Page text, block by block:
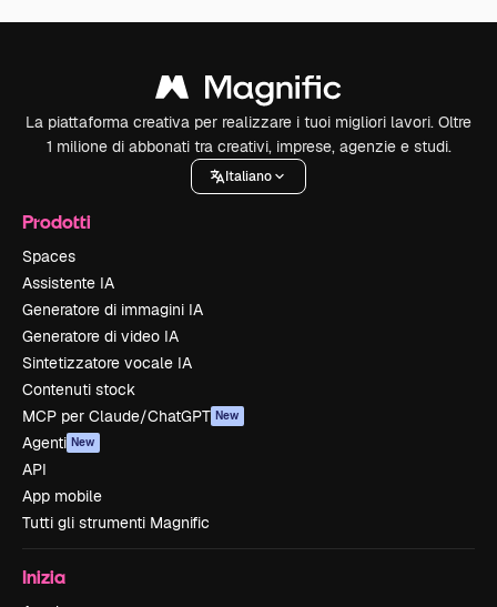
La piattaforma creativa per realizzare i tuoi migliori lavori. Oltre
1 milione di abbonati tra creativi, imprese, agenzie e studi.
Italiano
Prodotti
Spaces
Assistente IA
Generatore di immagini IA
Generatore di video IA
Sintetizzatore vocale IA
Contenuti stock
MCP per Claude/ChatGPT New
Agenti New
API
App mobile
Tutti gli strumenti Magnific
Inizia